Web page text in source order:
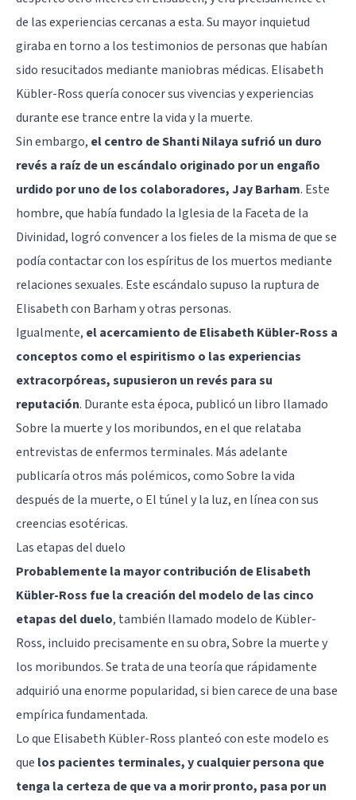
de las experiencias cercanas a esta. Su mayor inquietud
giraba en torno a los testimonios de personas que habían
sido resucitados mediante maniobras médicas. Elisabeth
Kübler-Ross quería conocer sus vivencias y experiencias
durante ese trance entre la vida y la muerte.
Sin embargo, el centro de Shanti Nilaya sufrió un duro
revés a raíz de un escándalo originado por un engaño
urdido por uno de los colaboradores, Jay Barham. Este
hombre, que había fundado la Iglesia de la Faceta de la
Divinidad, logró convencer a los fieles de la misma de que se
podía contactar con los espíritus de los muertos mediante
relaciones sexuales. Este escándalo supuso la ruptura de
Elisabeth con Barham y otras personas.
Igualmente, el acercamiento de Elisabeth Kübler-Ross a
conceptos como el espiritismo o las experiencias
extracorpóreas, supusieron un revés para su
reputación. Durante esta época, publicó un libro llamado
Sobre la muerte y los moribundos, en el que relataba
entrevistas de enfermos terminales. Más adelante
publicaría otros más polémicos, como Sobre la vida
después de la muerte, o El túnel y la luz, en línea con sus
creencias esotéricas.
Las etapas del duelo
Probablemente la mayor contribución de Elisabeth
Kübler-Ross fue la creación del modelo de las cinco
etapas del duelo, también llamado modelo de Kübler-
Ross, incluido precisamente en su obra, Sobre la muerte y
los moribundos. Se trata de una teoría que rápidamente
adquirió una enorme popularidad, si bien carece de una base
empírica fundamentada.
Lo que Elisabeth Kübler-Ross planteó con este modelo es
que los pacientes terminales, y cualquier persona que
tenga la certeza de que va a morir pronto, pasa por un